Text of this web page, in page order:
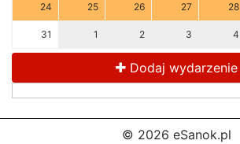
24 25 26 27 28
31 1 2 3 4
Dodaj wydarzenie
© 2026 eSanok.pl